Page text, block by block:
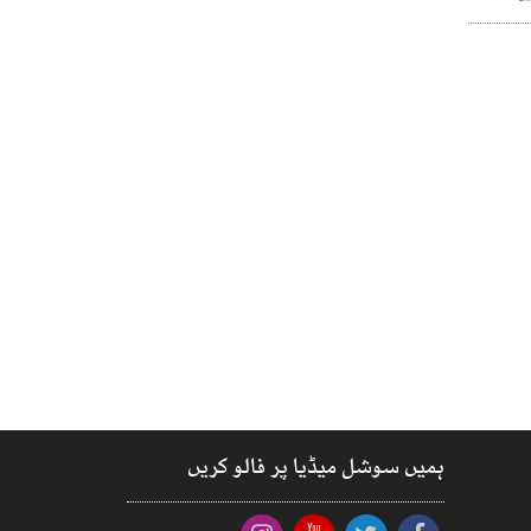
ہمیں سوشل میڈیا پر فالو کریں